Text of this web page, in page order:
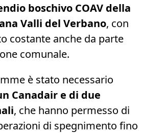
boschivo COAV della
Valli del Verbano, con
costante anche da parte
comunale.
è stato necessario
Canadair e di due
, che hanno permesso di
di spegnimento fino